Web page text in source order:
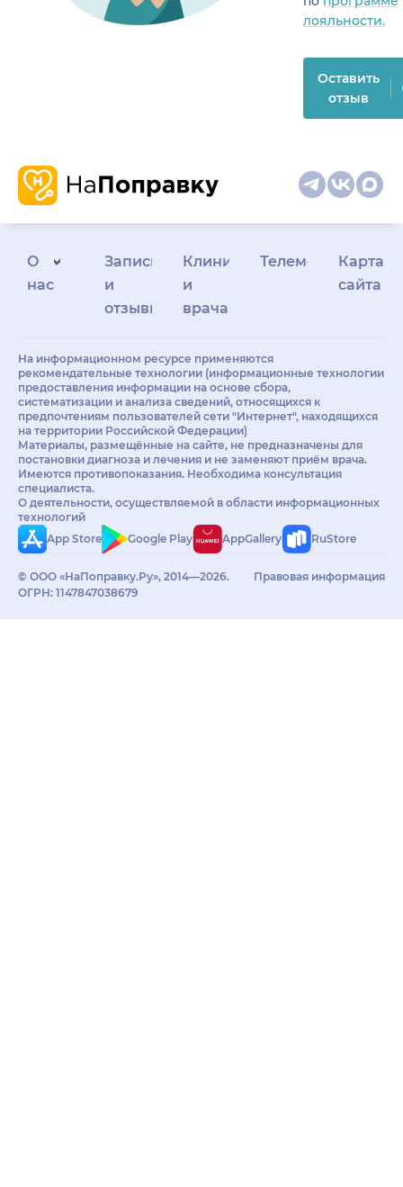
лояльности.
Оставить
отзыв
О
нас
Запись
и
отзывы
Клиникам
и
врачам
Телемедицина
Карта
сайта
На информационном ресурсе применяются
рекомендательные технологии (информационные технологии
предоставления информации на основе сбора,
систематизации и анализа сведений, относящихся к
предпочтениям пользователей сети "Интернет", находящихся
на территории Российской Федерации)
Материалы, размещённые на сайте, не предназначены для
постановки диагноза и лечения и не заменяют приём врача.
Имеются противопоказания. Необходима консультация
специалиста.
О деятельности, осуществляемой в области информационных
технологий
App Store
Google Play AppGallery RuStore
© ООО «НаПоправку.Ру», 2014—2026.
ОГРН: 1147847038679
Правовая информация